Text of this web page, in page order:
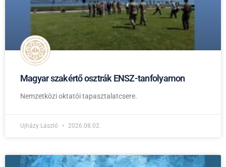
Magyar szakértő osztrák ENSZ-tanfolyamon
Nemzetközi oktatói tapasztalatcsere.
Ujházy László 2026.08.02.